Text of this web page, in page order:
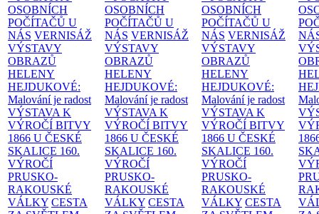
OSOBNÍCH
POČÍTAČŮ U
NÁS VERNISÁŽ
VÝSTAVY
OBRAZŮ
HELENY
HEJDUKOVÉ:
Malování je radost
VÝSTAVA K
VÝROČÍ BITVY
1866 U ČESKÉ
SKALICE 160.
VÝROČÍ
PRUSKO-
RAKOUSKÉ
VÁLKY CESTA
OSOBNÍCH
POČÍTAČŮ U
NÁS VERNISÁŽ
VÝSTAVY
OBRAZŮ
HELENY
HEJDUKOVÉ:
Malování je radost
VÝSTAVA K
VÝROČÍ BITVY
1866 U ČESKÉ
SKALICE 160.
VÝROČÍ
PRUSKO-
RAKOUSKÉ
VÁLKY CESTA
OSOBNÍCH
POČÍTAČŮ U
NÁS VERNISÁŽ
VÝSTAVY
OBRAZŮ
HELENY
HEJDUKOVÉ:
Malování je radost
VÝSTAVA K
VÝROČÍ BITVY
1866 U ČESKÉ
SKALICE 160.
VÝROČÍ
PRUSKO-
RAKOUSKÉ
VÁLKY CESTA